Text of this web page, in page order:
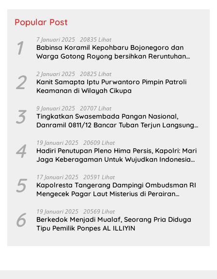
Popular Post
1 7 Januari 2025 20835 Lihat
Babinsa Koramil Kepohbaru Bojonegoro dan
Warga Gotong Royong bersihkan Reruntuhan
2 2 Januari 2025 20825 Lihat
Kanit Samapta Iptu Purwantoro Pimpin Patroli
Keamanan di Wilayah Cikupa
3 9 Januari 2025 20707 Lihat
Tingkatkan Swasembada Pangan Nasional,
Danramil 0811/12 Bancar Tuban Terjun Langsung
4 19 Januari 2025 20609 Lihat
Hadiri Penutupan Pleno Hima Persis, Kapolri: Mari
Jaga Keberagaman Untuk Wujudkan Indonesia
5 17 Januari 2025 20591 Lihat
Kapolresta Tangerang Dampingi Ombudsman RI
Mengecek Pagar Laut Misterius di Perairan
6 19 Januari 2025 20569 Lihat
Berkedok Menjadi Mualaf, Seorang Pria Diduga
Tipu Pemilik Ponpes AL ILLIYIN